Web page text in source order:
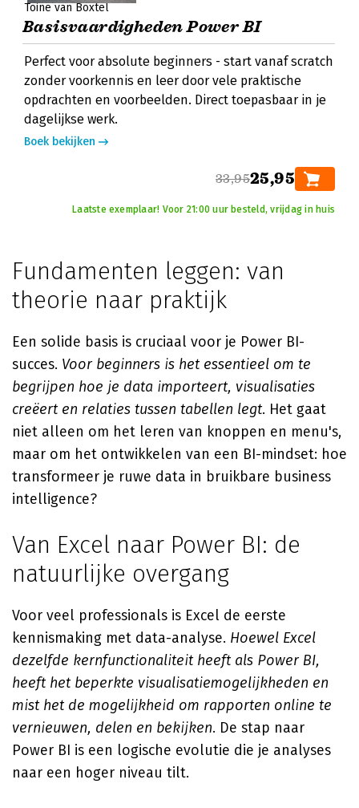
Toine van Boxtel
Basisvaardigheden Power BI
Perfect voor absolute beginners - start vanaf scratch
zonder voorkennis en leer door vele praktische
opdrachten en voorbeelden. Direct toepasbaar in je
dagelijkse werk.
Boek bekijken
33,9525,95
Laatste exemplaar! Voor 21:00 uur besteld, vrijdag in huis
Fundamenten leggen: van
theorie naar praktijk
Een solide basis is cruciaal voor je Power BI-
succes. Voor beginners is het essentieel om te
begrijpen hoe je data importeert, visualisaties
creëert en relaties tussen tabellen legt. Het gaat
niet alleen om het leren van knoppen en menu's,
maar om het ontwikkelen van een BI-mindset: hoe
transformeer je ruwe data in bruikbare business
intelligence?
Van Excel naar Power BI: de
natuurlijke overgang
Voor veel professionals is Excel de eerste
kennismaking met data-analyse. Hoewel Excel
dezelfde kernfunctionaliteit heeft als Power BI,
heeft het beperkte visualisatiemogelijkheden en
mist het de mogelijkheid om rapporten online te
vernieuwen, delen en bekijken. De stap naar
Power BI is een logische evolutie die je analyses
naar een hoger niveau tilt.